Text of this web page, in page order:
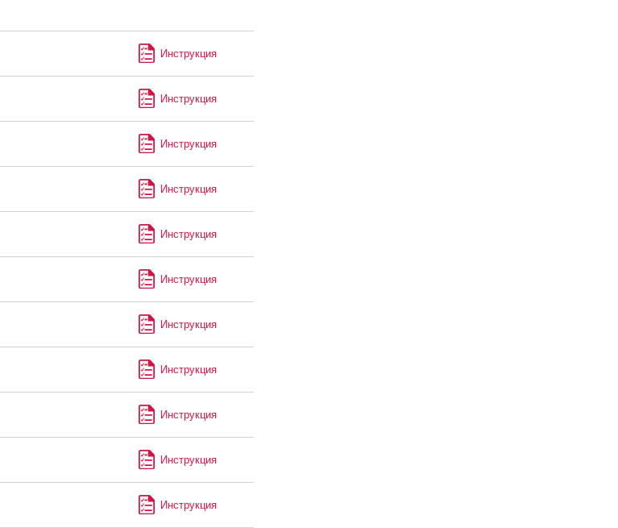
Инструкция
Инструкция
Инструкция
Инструкция
Инструкция
Инструкция
Инструкция
Инструкция
Инструкция
Инструкция
Инструкция